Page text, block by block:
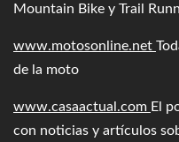
Mountain Bike y Trail
www.motosonline.net
de la moto
www.casaactual.com El
con noticias y artículos